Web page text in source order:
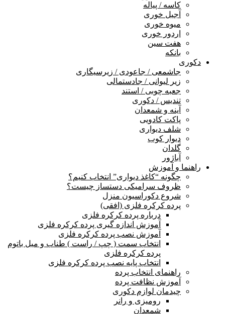
کاسه / پیاله
آجیل خوری
میوه خوری
اردور خوری
هفت سین
بانکه
دکوری
جاشمعی / جاعودی / زیرسیگاری
زیر لیوانی / جادستمالی
جعبه چوبی / استند
تندیس / دکوری
آینه و شمعدان
پاکت کادویی
شلف دیواری
دیوار کوب
گلدان
آباژور
راهنما و آموزش
چگونه “کاغذ دیواری” انتخاب کنیم؟
ظروف سرامیکی دستساز چیست؟
شروع دکوراسیون منزل
پرده کرکره فلزی (افقی)
درباره پرده کرکره فلزی
آموزش اندازه گیری پرده کرکره فلزی
آموزش نصب پرده کرکره فلزی
انتخاب سمت ( چپ / راست ) طناب و میل باتوم
پرده کرکره فلزی
انتخاب پایه نصب پرده کرکره فلزی
راهنمای انتخاب پرده
آموزش نظافت پرده
چیدمان لوازم دکوری
رومیزی و رانر
شمعدان